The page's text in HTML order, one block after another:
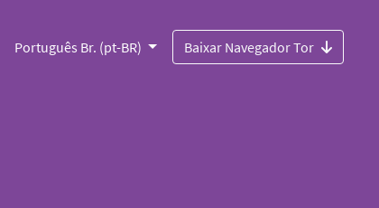
Português Br. (pt-BR) Baixar Navegador Tor